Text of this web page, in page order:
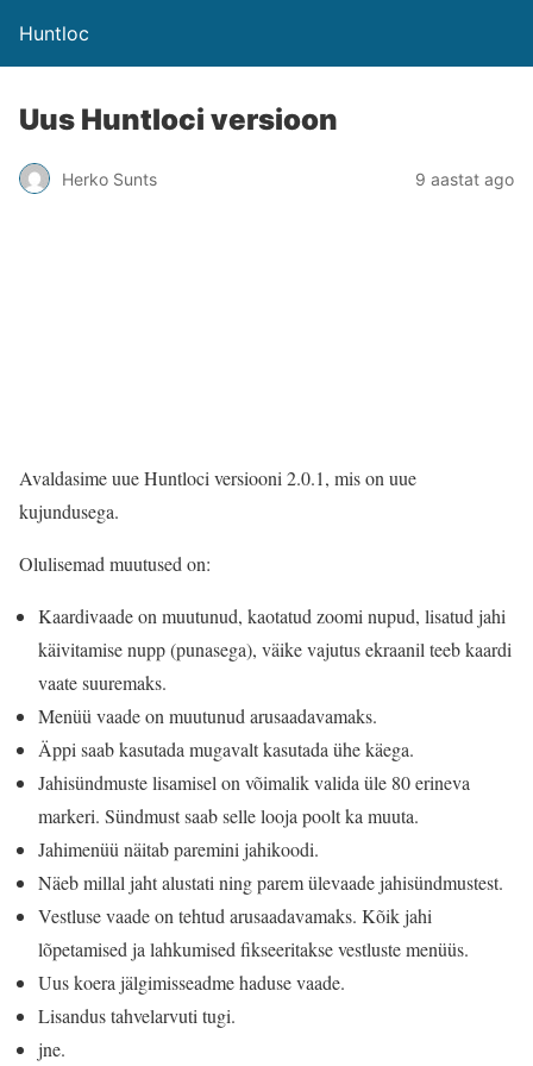
Huntloc
Uus Huntloci versioon
Herko Sunts 9 aastat ago
Avaldasime uue Huntloci versiooni 2.0.1, mis on uue
kujundusega.
Olulisemad muutused on:
Kaardivaade on muutunud, kaotatud zoomi nupud, lisatud jahi
käivitamise nupp (punasega), väike vajutus ekraanil teeb kaardi
vaate suuremaks.
Menüü vaade on muutunud arusaadavamaks.
Äppi saab kasutada mugavalt kasutada ühe käega.
Jahisündmuste lisamisel on võimalik valida üle 80 erineva
markeri. Sündmust saab selle looja poolt ka muuta.
Jahimenüü näitab paremini jahikoodi.
Näeb millal jaht alustati ning parem ülevaade jahisündmustest.
Vestluse vaade on tehtud arusaadavamaks. Kõik jahi
lõpetamised ja lahkumised fikseeritakse vestluste menüüs.
Uus koera jälgimisseadme haduse vaade.
Lisandus tahvelarvuti tugi.
jne.